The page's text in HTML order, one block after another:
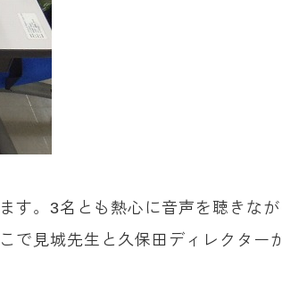
す。3名とも熱心に音声を聴きな
で見城先生と久保田ディレクター